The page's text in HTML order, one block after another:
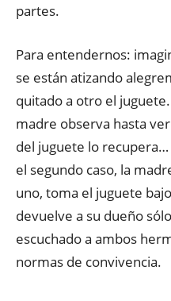
partes.
Para entendernos:
se están atizando
quitado a otro el
madre observa hasta
del juguete lo
el segundo caso, la
uno, toma el juguete
devuelve a su dueño
escuchado a ambos
normas de convivencia.